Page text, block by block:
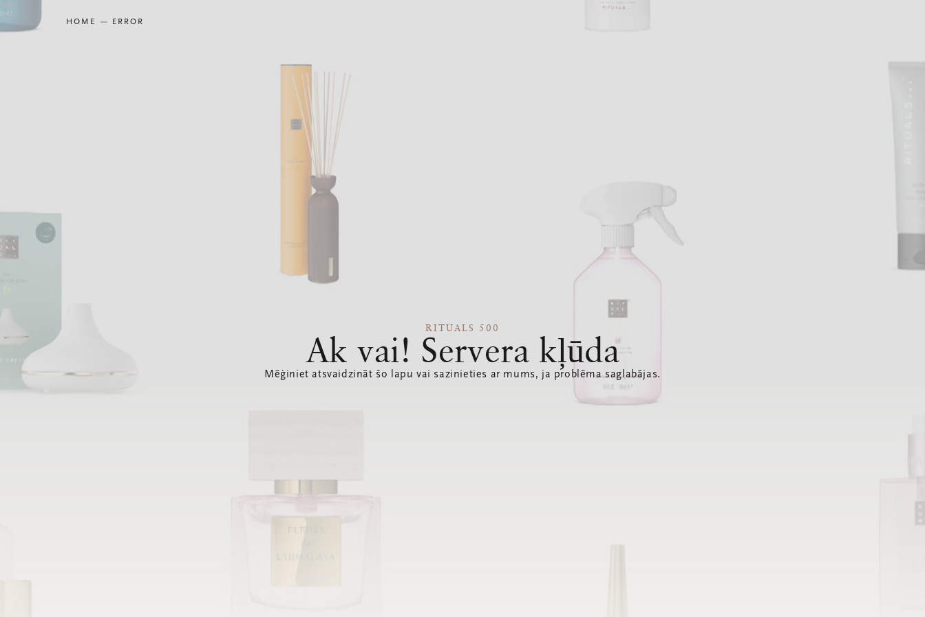
HOME ERROR
RITUALS 500
Ak vai! Servera kļūda
Mēģiniet atsvaidzināt šo lapu vai sazinieties ar mums, ja problēma saglabājas.